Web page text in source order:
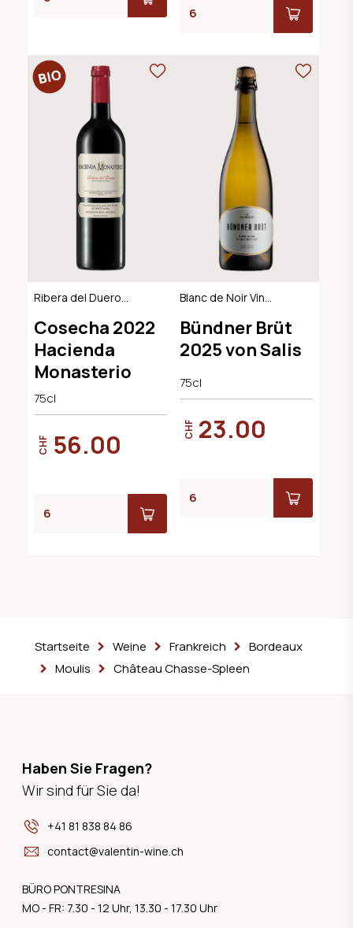
Ribera del Duero
Cosecha 2022
Hacienda
Monasterio
75cl
CHF 56.00
Blanc de Noir Vin
Graubünden
Bündner Brüt
2025 von Salis
75cl
CHF 23.00
Startseite Weine Frankreich
Bordeaux
Moulis
Château Chasse-Spleen
Haben Sie Fragen?
Wir sind für Sie da!
+41 81 838 84 86
contact@valentin-wine.ch
BÜRO PONTRESINA
MO - FR: 7.30 - 12 Uhr, 13.30 - 17.30 Uhr